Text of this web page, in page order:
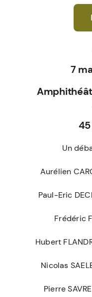
7
Un
Aurélien
Paul-Eric
Frédéric
Hubert
Nicolas
Pierre